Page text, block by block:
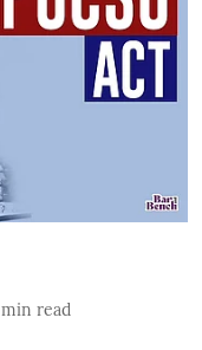
min read